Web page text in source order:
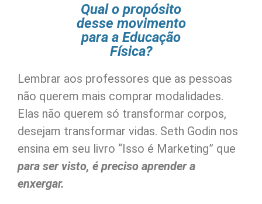
Qual o propósito
desse movimento
para a Educação
Física?
Lembrar aos professores que as pessoas
não querem mais comprar modalidades.
Elas não querem só transformar corpos,
desejam transformar vidas. Seth Godin nos
ensina em seu livro “Isso é Marketing” que
para ser visto, é preciso aprender a
enxergar.